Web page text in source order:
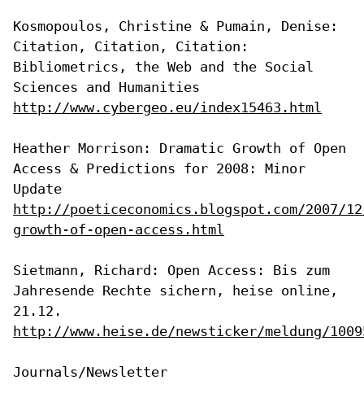
Kosmopoulos, Christine & Pumain, Denise:
Citation, Citation, Citation:
Bibliometrics, the Web and the Social
Sciences and Humanities
http://www.cybergeo.eu/index15463.html
Heather Morrison: Dramatic Growth of Open
Access & Predictions for 2008: Minor
Update
http://poeticeconomics.blogspot.com/2007/
growth-of-open-access.html
Sietmann, Richard: Open Access: Bis zum
Jahresende Rechte sichern, heise online,
21.12.
http://www.heise.de/newsticker/meldung/
Journals/Newsletter